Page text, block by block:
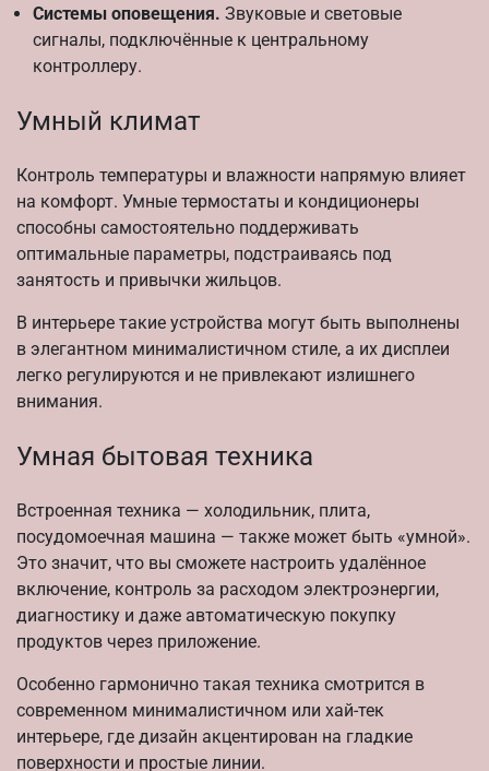
Системы оповещения. Звуковые и световые
сигналы, подключённые к центральному
контроллеру.
Умный климат
Контроль температуры и влажности напрямую влияет
на комфорт. Умные термостаты и кондиционеры
способны самостоятельно поддерживать
оптимальные параметры, подстраиваясь под
занятость и привычки жильцов.
В интерьере такие устройства могут быть выполнены
в элегантном минималистичном стиле, а их дисплеи
легко регулируются и не привлекают излишнего
внимания.
Умная бытовая техника
Встроенная техника — холодильник, плита,
посудомоечная машина — также может быть «умной».
Это значит, что вы сможете настроить удалённое
включение, контроль за расходом электроэнергии,
диагностику и даже автоматическую покупку
продуктов через приложение.
Особенно гармонично такая техника смотрится в
современном минималистичном или хай-тек
интерьере, где дизайн акцентирован на гладкие
поверхности и простые линии.